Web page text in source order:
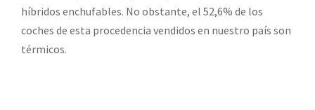
híbridos enchufables. No obstante, el 52,6% de los
coches de esta procedencia vendidos en nuestro país son
térmicos.